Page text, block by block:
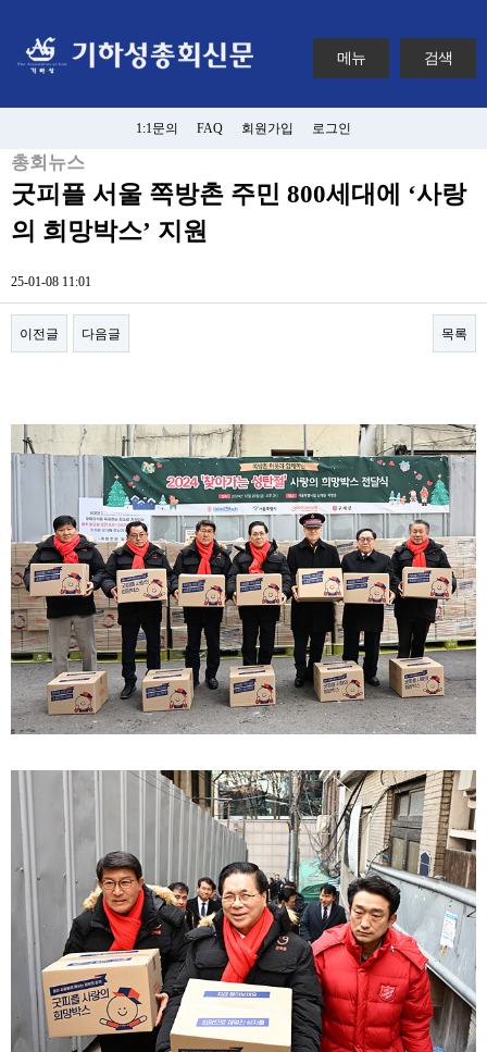
메뉴 검색
1:1문의 FAQ 회원가입 로그인
총회뉴스
굿피플 서울 쪽방촌 주민 800세대에 ‘사랑
의 희망박스’ 지원
25-01-08 11:01
이전글 다음글 목록